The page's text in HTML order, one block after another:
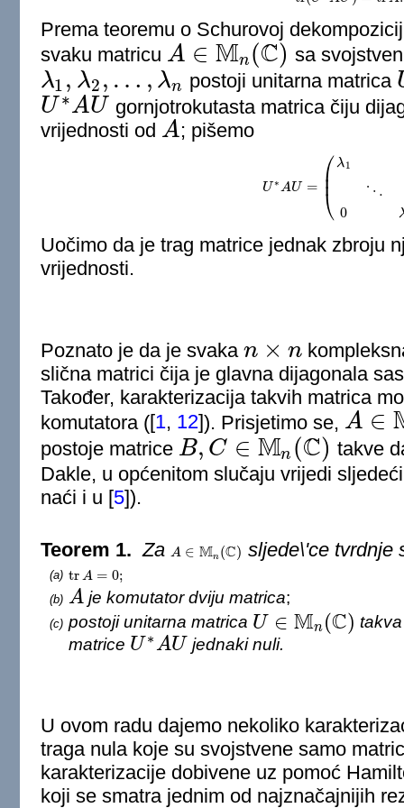
Prema teoremu o Schurovoj
svaku matricu A ∈ Mn (C)
A∈Mn(C ) sa
λ1 , λ2 , … , λn
λ1,λ 2, …,λn postoji unitarna matrica U
U ∗AU
U∗ U
gornjotrokutasta matrica čiju
vrijednosti od A
A ; pišemo
U ∗AU = ⎛
⎝
⎜⎜
λ1
0
⋱
U ∗A U ⋱
Uočimo da je trag matrice jednak zbroju
vrijednosti.
Poznato je da je svaka n × n
n×n
slična matrici čija je glavna dijagonala
Također, karakterizacija takvih matrica
komutatora ([1, 12]). Prisjetimo se, A ∈
A∈Mn(C )
postoje matrice B, C ∈ Mn (C)
B,C ∈ Mn( )
takve
Dakle, u općenitom slučaju vrijedi
naći i u [5]).
Teorem 1. ZaA ∈ Mn (C)
A∈M n(C) sljede\'ce tvrdnje
(a) tr A = 0;
trA=0;
(b) A
A je komutator dviju matrica;
(c) postoji unitarna matrica U ∈ Mn (C)
U∈ Mn C)
matrice U ∗AU
U∗ AU jednaki nuli.
U ovom radu dajemo nekoliko
traga nula koje su svojstvene samo
karakterizacije dobivene uz pomoć
koji se smatra jednim od najznačajnijih